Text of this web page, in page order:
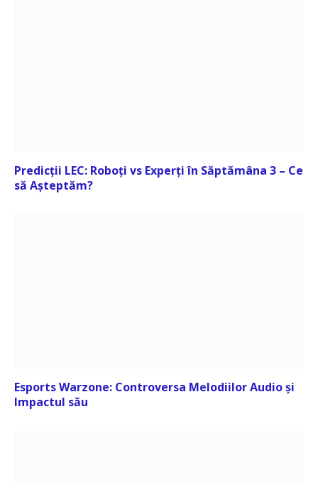
Predicții LEC: Roboți vs Experți în Săptămâna 3 – Ce
să Așteptăm?
Esports Warzone: Controversa Melodiilor Audio și
Impactul său